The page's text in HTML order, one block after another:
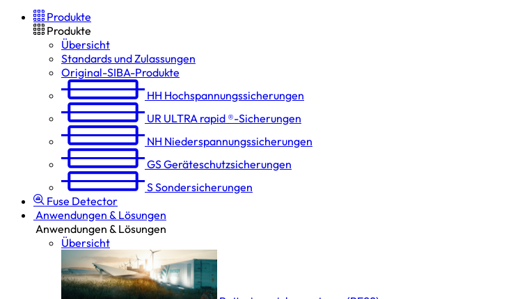
Produkte
Produkte
Übersicht
Standards und Zulassungen
Original-SIBA-Produkte
HH Hochspannungs­sicherungen
UR ULTRA rapid ®-Sicherungen
NH Niederspannungs­sicherungen
GSGeräteschutz­sicherungen
SSondersicherungen
Fuse Detector
Anwendungen & Lösungen
Anwendungen & Lösungen
Übersicht